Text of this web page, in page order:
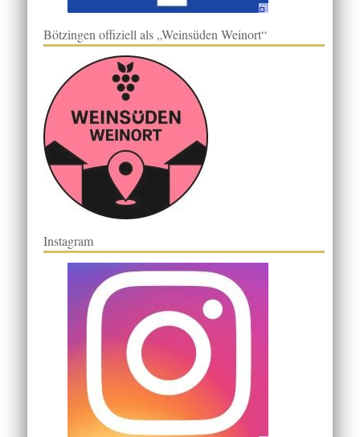
Bötzingen offiziell als „Weinsüden Weinort“
Instagram